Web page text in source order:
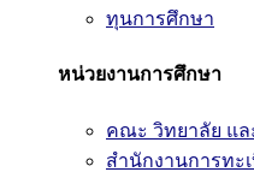
ทุนการศึกษา
หน่วยงานการศึกษา
คณะ วิทยาลัย แ
สำนักงานการทะ